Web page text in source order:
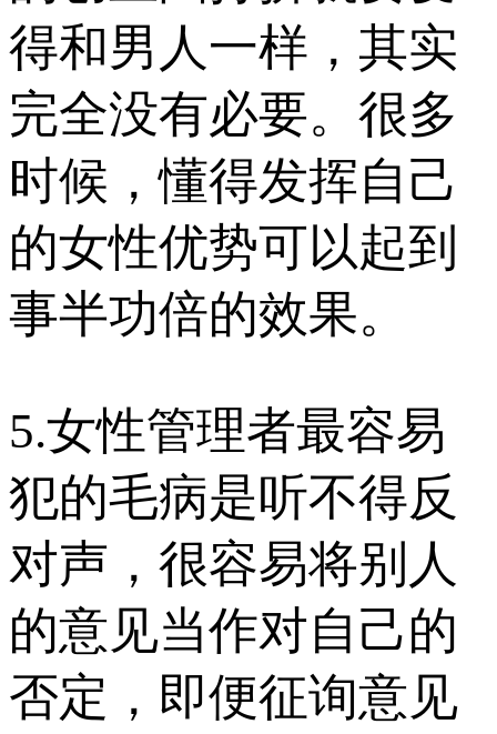
得和男人一样，其实
完全没有必要。很多
时候，懂得发挥自己
的女性优势可以起到
事半功倍的效果。
5.女性管理者最容易
犯的毛病是听不得反
对声，很容易将别人
的意见当作对自己的
否定，即便征询意见